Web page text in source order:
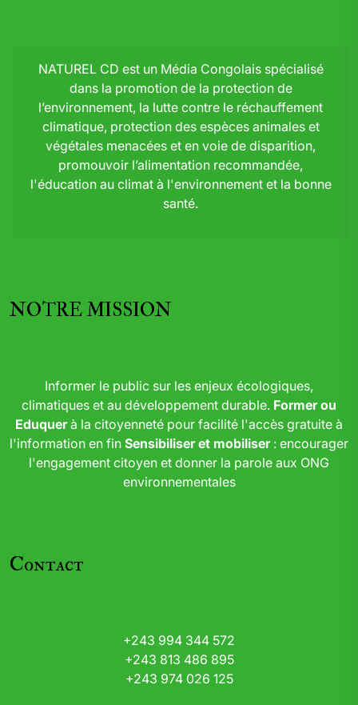
NATUREL CD est un Média Congolais spécialisé
dans la promotion de la protection de
l’environnement, la lutte contre le réchauffement
climatique, protection des espèces animales et
végétales menacées et en voie de disparition,
promouvoir l’alimentation recommandée,
l'éducation au climat à l'environnement et la bonne
santé.
NOTRE MISSION
Informer le public sur les enjeux écologiques,
climatiques et au développement durable. Former ou
Eduquerà la citoyenneté pour facilité l'accès gratuite à
l'information en fin Sensibiliser et mobiliser: encourager
l'engagement citoyen et donner la parole aux ONG
environnementales
Contact
+243 994 344 572
+243 813 486 895
+243 974 026 125